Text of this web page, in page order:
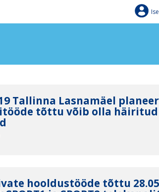
Tallinna Lasnamäel
tõttu võib olla häiritud
hooldustööde tõttu